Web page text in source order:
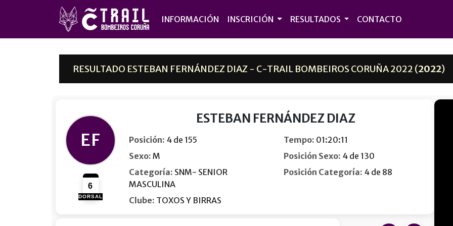
INFORMACIÓN INSCRICIÓN RESULTADOS CONTACTO
RESULTADO ESTEBAN FERNÁNDEZ DIAZ - C-TRAIL BOMBEIROS CORUÑA 2022 (2022)
EF
6
DORSAL
ESTEBAN FERNÁNDEZ DIAZ
Posición: 4 de 155 Tempo: 01:20:11
Sexo: M Posición Sexo: 4 de 130
Categoría: SNM- SENIOR
MASCULINA
Posición Categoría: 4 de 88
Clube: TOXOS Y BIRRAS